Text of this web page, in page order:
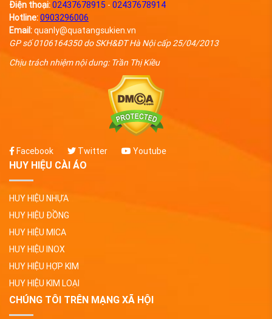
Điện thoại:02437678915 - 02437678914
Hotline:0903296006
Email:quanly@quatangsukien.vn
GP số 0106164350 do SKH&ĐT Hà Nội cấp 25/04/2013
Chịu trách nhiệm nội dung: Trần Thị Kiều
Facebook Twitter Youtube
HUY HIỆU CÀI ÁO
HUY HIỆU NHỰA
HUY HIỆU ĐỒNG
HUY HIỆU MICA
HUY HIỆU INOX
HUY HIỆU HỢP KIM
HUY HIỆU KIM LOẠI
CHÚNG TÔI TRÊN MẠNG XÃ HỘI